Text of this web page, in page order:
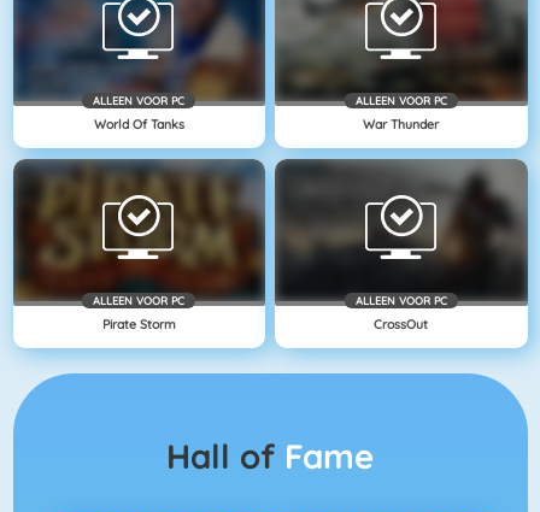
ALLEEN VOOR PC
World Of Tanks
ALLEEN VOOR PC
War Thunder
ALLEEN VOOR PC
Pirate Storm
ALLEEN VOOR PC
CrossOut
Hall of Fame